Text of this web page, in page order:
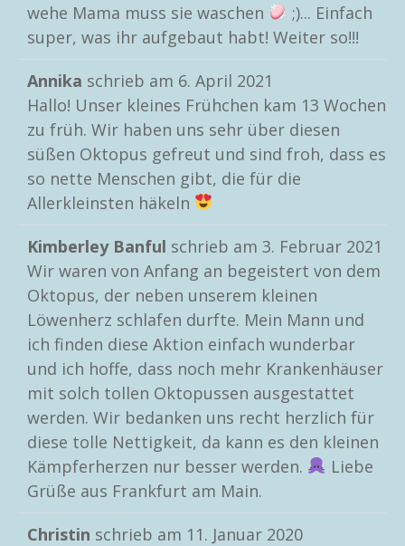
wehe Mama muss sie waschen
;)... Einfach
super, was ihr aufgebaut habt! Weiter so!!!
Annika schrieb am 6. April 2021
Hallo! Unser kleines Frühchen kam 13 Wochen
zu früh. Wir haben uns sehr über diesen
süßen Oktopus gefreut und sind froh, dass es
so nette Menschen gibt, die für die
Allerkleinsten häkeln
Kimberley Banful schrieb am 3. Februar 2021
Wir waren von Anfang an begeistert von dem
Oktopus, der neben unserem kleinen
Löwenherz schlafen durfte. Mein Mann und
ich finden diese Aktion einfach wunderbar
und ich hoffe, dass noch mehr Krankenhäuser
mit solch tollen Oktopussen ausgestattet
werden. Wir bedanken uns recht herzlich für
diese tolle Nettigkeit, da kann es den kleinen
Kämpferherzen nur besser werden.
Liebe
Grüße aus Frankfurt am Main.
Christin schrieb am 11. Januar 2020